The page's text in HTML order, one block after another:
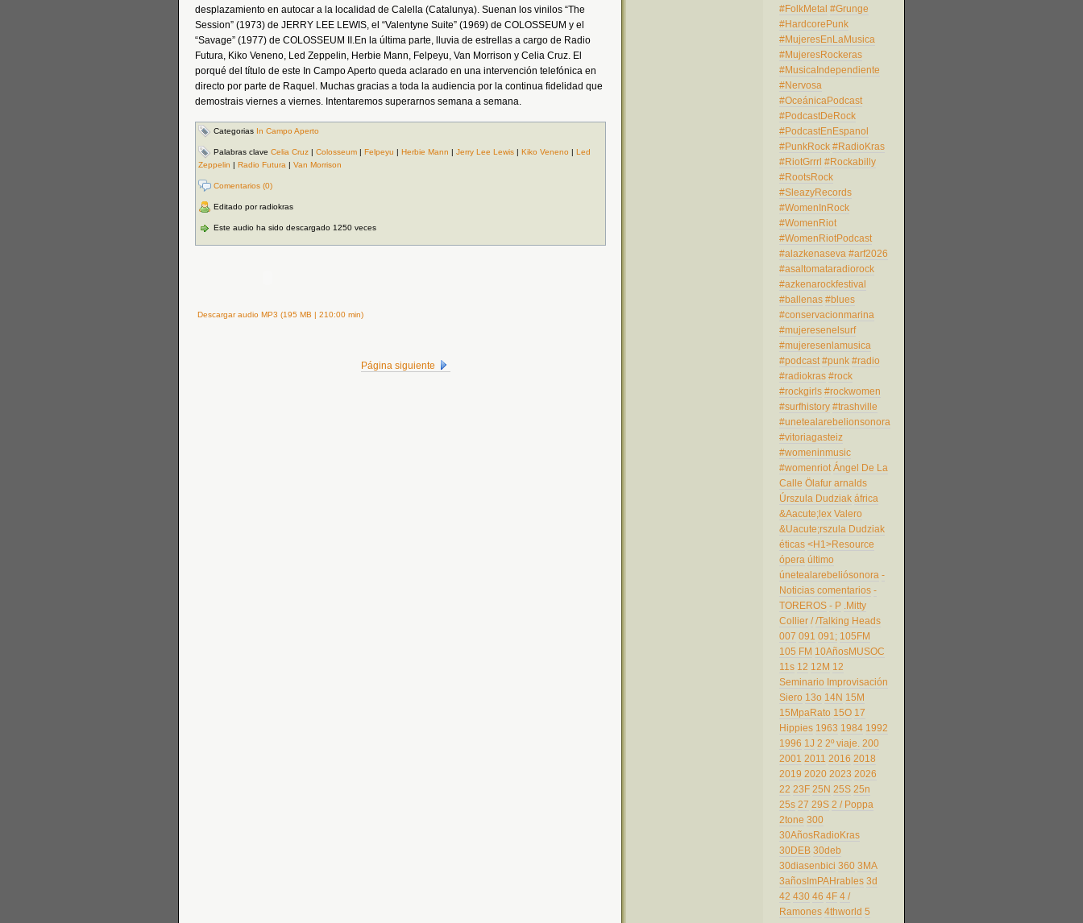
desplazamiento en autocar a la localidad de Calella (Catalunya). Suenan los vinilos “The
Session” (1973) de JERRY LEE LEWIS, el “Valentyne Suite” (1969) de COLOSSEUM y el
“Savage” (1977) de COLOSSEUM II.En la última parte, lluvia de estrellas a cargo de Radio
Futura, Kiko Veneno, Led Zeppelin, Herbie Mann, Felpeyu, Van Morrison y Celia Cruz. El
porqué del título de este In Campo Aperto queda aclarado en una intervención telefónica en
directo por parte de Raquel. Muchas gracias a toda la audiencia por la continua fidelidad que
demostrais viernes a viernes. Intentaremos superarnos semana a semana.
Categorias In Campo Aperto
Palabras clave Celia Cruz | Colosseum | Felpeyu | Herbie Mann | Jerry Lee Lewis | Kiko Veneno | Led
Zeppelin | Radio Futura | Van Morrison
Comentarios (0)
Editado por radiokras
Este audio ha sido descargado 1250 veces
Descargar audio MP3 (195 MB | 210:00 min)
Página siguiente
#FolkMetal #Grunge
#HardcorePunk
#MujeresEnLaMusica
#MujeresRockeras
#MusicaIndependiente
#Nervosa
#OceánicaPodcast
#PodcastDeRock
#PodcastEnEspanol
#PunkRock #RadioKras
#RiotGrrrl #Rockabilly
#RootsRock
#SleazyRecords
#WomenInRock
#WomenRiot
#WomenRiotPodcast
#alazkenaseva #arf2026
#asaltomataradiorock
#azkenarockfestival
#ballenas #blues
#conservacionmarina
#mujeresenelsurf
#mujeresenlamusica
#podcast #punk #radio
#radiokras #rock
#rockgirls #rockwomen
#surfhistory #trashville
#unetealarebelionsonora
#vitoriagasteiz
#womeninmusic
#womenriot Ángel De La
Calle Ölafur arnalds
Úrszula Dudziak áfrica
&Aacute;lex Valero
&Uacute;rszula Dudziak
éticas <H1>Resource
ópera último
únetealarebeliósonora -
Noticias comentarios -
TOREROS - P .Mitty
Collier / /Talking Heads
007 091 091; 105FM
105 FM 10AñosMUSOC
11s 12 12M 12
Seminario Improvisación
Siero 13o 14N 15M
15MpaRato 15O 17
Hippies 1963 1984 1992
1996 1J 2 2º viaje. 200
2001 2011 2016 2018
2019 2020 2023 2026
22 23F 25N 25S 25n
25s 27 29S 2 / Poppa
2tone 300
30AñosRadioKras
30DEB 30deb
30diasenbici 360 3MA
3añosImPAHrables 3d
42 430 46 4F 4 /
Ramones 4thworld 5